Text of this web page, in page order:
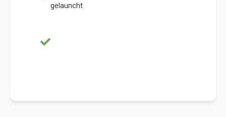
gelauncht